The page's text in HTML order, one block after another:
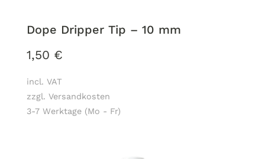
Dope Dripper Tip – 10 mm
1,50 €
incl. VAT
zzgl. Versandkosten
3-7 Werktage (Mo - Fr)